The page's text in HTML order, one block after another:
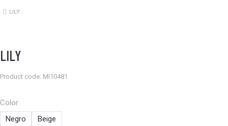
Estás aquí:
LILY
LILY
Product code: MI10481
Color
Negro
Beige